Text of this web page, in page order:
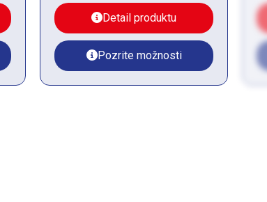
Detail produktu
Pozrite možnosti